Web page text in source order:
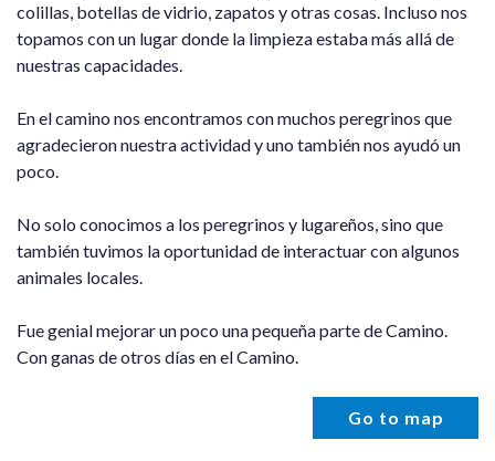
colillas, botellas de vidrio, zapatos y otras cosas. Incluso nos
topamos con un lugar donde la limpieza estaba más allá de
nuestras capacidades.
En el camino nos encontramos con muchos peregrinos que
agradecieron nuestra actividad y uno también nos ayudó un
poco.
No solo conocimos a los peregrinos y lugareños, sino que
también tuvimos la oportunidad de interactuar con algunos
animales locales.
Fue genial mejorar un poco una pequeña parte de Camino.
Con ganas de otros días en el Camino.
Go to map